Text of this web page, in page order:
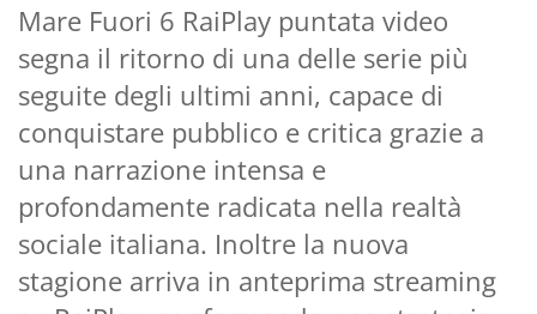
Mare Fuori 6 RaiPlay puntata video
segna il ritorno di una delle serie più
seguite degli ultimi anni, capace di
conquistare pubblico e critica grazie a
una narrazione intensa e
profondamente radicata nella realtà
sociale italiana. Inoltre la nuova
stagione arriva in anteprima streaming